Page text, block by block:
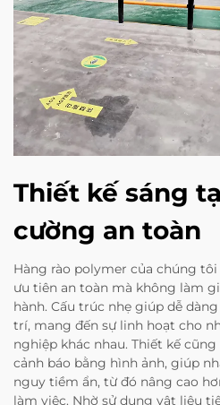
Thiết kế sáng
cường an toàn
Hàng rào polymer của chúng
ưu tiên an toàn mà không làm
hành. Cấu trúc nhẹ giúp dễ
trí, mang đến sự linh hoạt cho
nghiệp khác nhau. Thiết kế
cảnh báo bằng hình ảnh, giúp
nguy tiềm ẩn, từ đó nâng cao
làm việc. Nhờ sử dụng vật liệu